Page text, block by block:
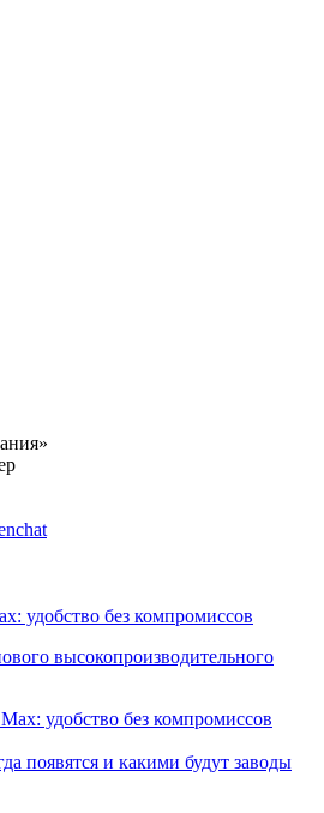
удобство без компромиссов
высокопроизводительного
появятся и какими будут заводы